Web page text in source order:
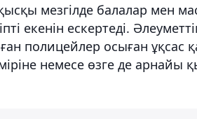
мезгілде балалар мен
екенін ескертеді.
полицейлер осыған ұқсас
немесе өзге де арнайы